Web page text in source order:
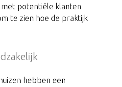
met potentiële klanten
te zien hoe de praktijk
hebben een